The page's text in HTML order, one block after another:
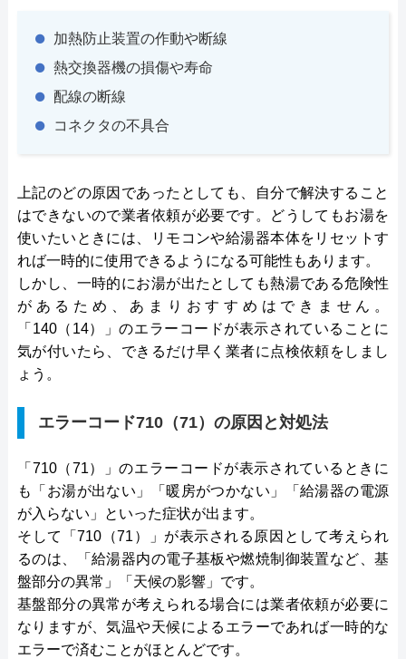
加熱防止装置の作動や断線
熱交換器機の損傷や寿命
配線の断線
コネクタの不具合
上記のどの原因であったとしても、自分で解決すること
はできないので業者依頼が必要です。どうしてもお湯を
使いたいときには、リモコンや給湯器本体をリセットす
れば一時的に使用できるようになる可能性もあります。
しかし、一時的にお湯が出たとしても熱湯である危険性
があるため、あまりおすすめはできません。
「140（14）」のエラーコードが表示されていることに
気が付いたら、できるだけ早く業者に点検依頼をしまし
ょう。
エラーコード710（71）の原因と対処法
「710（71）」のエラーコードが表示されているときに
も「お湯が出ない」「暖房がつかない」「給湯器の電源
が入らない」といった症状が出ます。
そして「710（71）」が表示される原因として考えられ
るのは、「給湯器内の電子基板や燃焼制御装置など、基
盤部分の異常」「天候の影響」です。
基盤部分の異常が考えられる場合には業者依頼が必要に
なりますが、気温や天候によるエラーであれば一時的な
エラーで済むことがほとんどです。